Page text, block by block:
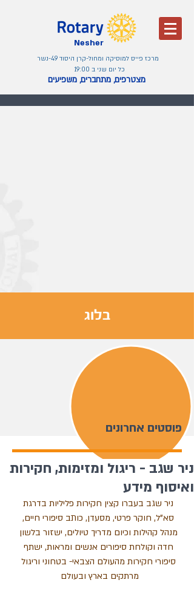
Nesher
מרכז פייס למוסיקה ומחול-קרן היסוד 49-נשר
כל יום שני ב 19:00
מצטרפים, מתחברים, משפיעים
בלוג
פוסטים אחרונים
ניר שגב - ריגול ומזימות, חקירות
ואיסוף מידע
ניר שגב בעברו קצין חקירות פליליות בדרגת
סא"ל, חוקר פרטי, מסעדן, כותב סיפורי חיים,
מנהל קהילות וכיום מדריך טיולים, ישזור בלשון
חדה וקולחת סיפורים אנשים ומראות, ישתף
סיפורי חקירות מהעולם הצבאי- בטחוני וריגול
מרתקים בארץ ובעולם